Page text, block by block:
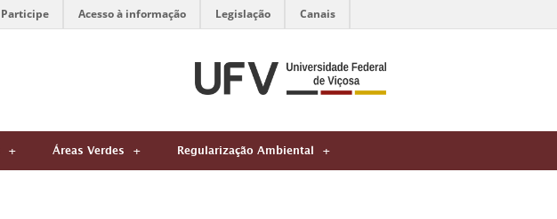
Participe Acesso à informação Legislação Canais
Áreas Verdes Regularização Ambiental